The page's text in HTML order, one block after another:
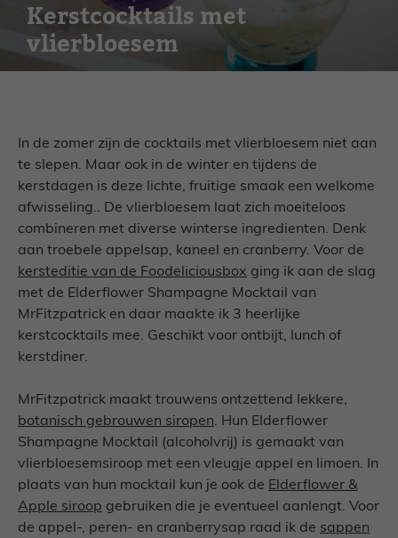
Kerstcocktails met
vlierbloesem
In de zomer zijn de cocktails met vlierbloesem niet aan
te slepen. Maar ook in de winter en tijdens de
kerstdagen is deze lichte, fruitige smaak een welkome
afwisseling.. De vlierbloesem laat zich moeiteloos
combineren met diverse winterse ingredienten. Denk
aan troebele appelsap, kaneel en cranberry. Voor de
kersteditie van de Foodeliciousbox ging ik aan de slag
met de Elderflower Shampagne Mocktail van
MrFitzpatrick en daar maakte ik 3 heerlijke
kerstcocktails mee. Geschikt voor ontbijt, lunch of
kerstdiner.
MrFitzpatrick maakt trouwens ontzettend lekkere,
botanisch gebrouwen siropen. Hun Elderflower
Shampagne Mocktail (alcoholvrij) is gemaakt van
vlierbloesemsiroop met een vleugje appel en limoen. In
plaats van hun mocktail kun je ook de Elderflower &
Apple siroop gebruiken die je eventueel aanlengt. Voor
de appel-, peren- en cranberrysap raad ik de sappen